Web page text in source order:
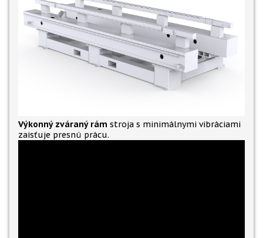
Výkonný zváraný rám stroja s minimálnymi vibráciami
zaisťuje presnú prácu.